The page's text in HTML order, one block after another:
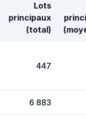
Lots
principaux
(total)
447
6 883